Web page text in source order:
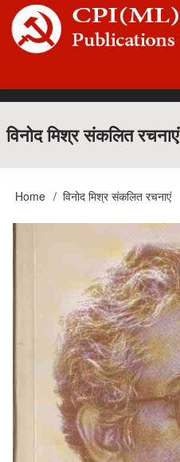
Skip
main
Main
navigation
विनोद मिश्र संकलित रचनाएं
Breadcrumb
Home विनोद मिश्र संकलित रचनाएं